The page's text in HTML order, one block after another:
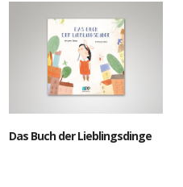
Das Buch der Lieblingsdinge